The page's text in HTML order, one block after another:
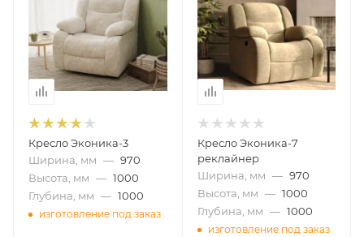
Кресло Эконика-3
Ширина, мм — 970
Высота, мм — 1000
Глубина, мм — 1000
изготовление под заказ
Кресло Эконика-7
реклайнер
Ширина, мм — 970
Высота, мм — 1000
Глубина, мм — 1000
изготовление под заказ